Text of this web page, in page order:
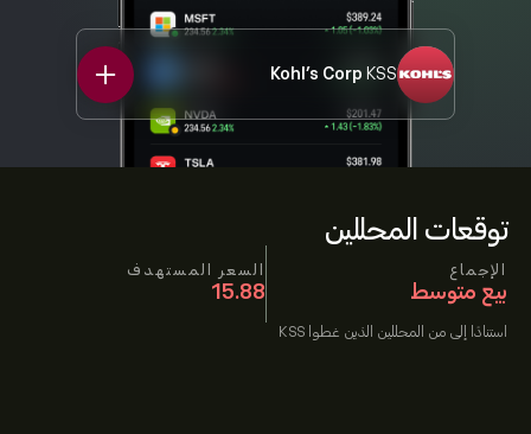
توقعات المحللين
الإجماع
بيع متوسط
السعر المستهدف
15.88
استنادًا إلى من المحللين الذين غطوا KSS
Kohl's Corp KSS